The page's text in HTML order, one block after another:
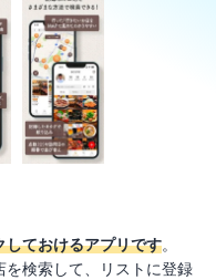
しておけるアプリです。
を検索して、リストに登録